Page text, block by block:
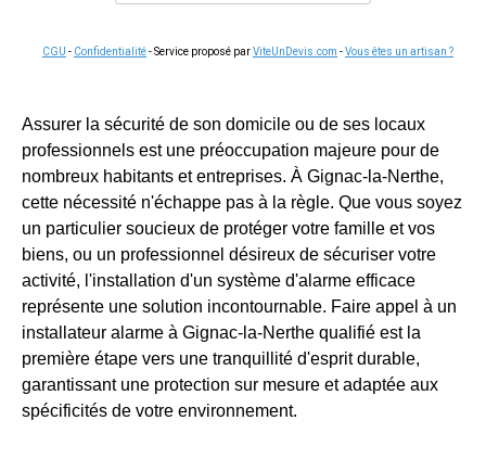
CGU - Confidentialité- Service proposé parViteUnDevis.com -Vous êtes un artisan ?
Assurer la sécurité de son domicile ou de ses locaux
professionnels est une préoccupation majeure pour de
nombreux habitants et entreprises. À Gignac-la-Nerthe,
cette nécessité n'échappe pas à la règle. Que vous soyez
un particulier soucieux de protéger votre famille et vos
biens, ou un professionnel désireux de sécuriser votre
activité, l'installation d'un système d'alarme efficace
représente une solution incontournable. Faire appel à un
installateur alarme à Gignac-la-Nerthe qualifié est la
première étape vers une tranquillité d'esprit durable,
garantissant une protection sur mesure et adaptée aux
spécificités de votre environnement.